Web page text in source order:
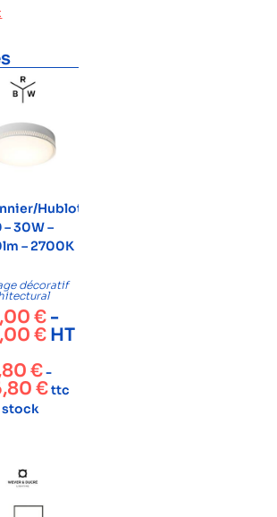
Hublot
30W –
– 2700K
décoratif
€ -
€ HT
€-
€ttc
stock